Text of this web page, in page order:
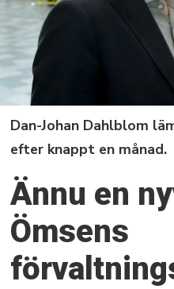
Dan-Johan Dahlblom
efter knappt en månad.
Ännu en
Ömsens